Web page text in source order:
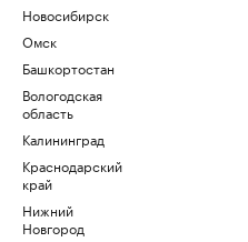
Новосибирск
Омск
Башкортостан
Вологодская
область
Калининград
Краснодарский
край
Нижний
Новгород